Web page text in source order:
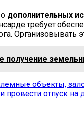
дополнительных
требует
Организовывать
получение
объекты,
провести отпуск на